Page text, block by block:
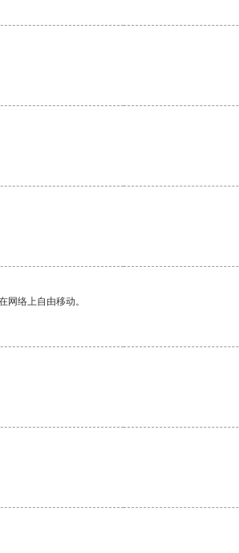
网络上自由移动。